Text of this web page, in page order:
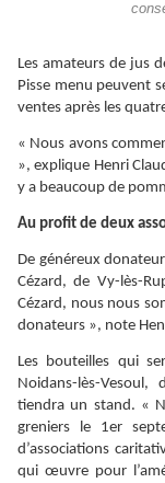
Les amateurs de jus
Pisse menu peuvent
ventes après les
« Nous avons
», explique Henri
y a beaucoup de
Au profit de deux
De généreux
Cézard, de Vy-lès-
Cézard, nous nous
donateurs », note
Les bouteilles qui
Noidans-lès-
tiendra un stand. «
greniers le 1er
d’associations
qui œuvre pour